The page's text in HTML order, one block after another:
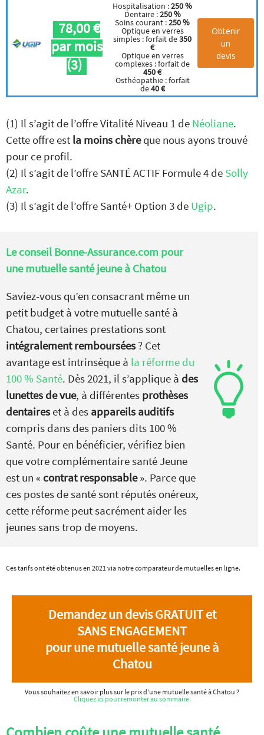
78,00 €
par mois
(3)
Hospitalisation :250 %
Dentaire :250 %
Soins courant :250 %
Optique en verres
simples : forfait de350
€
Optique en verres
complexes : forfait de
450 €
Osthéopathie : forfait
de40 €
Obtenir
un
devis
(1) Il s’agit de l’offre Vitalité Niveau 1 de Néoliane.
Cette offre est la moins chèreque nous ayons trouvé
pour ce profil.
(2) Il s’agit de l’offre SANTÉ ACTIF Formule 4 de Solly
Azar.
(3) Il s’agit de l’offre Santé+ Option 3 de Ugip.
Le conseil Bonne-Assurance.com pour
une mutuelle santé jeune à Chatou
Saviez-vous qu’en consacrant même un
petit budget à votre mutuelle santé à
Chatou, certaines prestations sont
intégralement remboursées ? Cet
avantage est intrinsèque à la réforme du
100 % Santé. Dès 2021, il s’applique à des
lunettes de vue, à différentes prothèses
dentaires et à des appareils auditifs
compris dans des paniers dits 100 %
Santé. Pour en bénéficier, vérifiez bien
que votre complémentaire santé Jeune
est un « contrat responsable». Parce que
ces postes de santé sont réputés onéreux,
cette réforme peut sacrément aider les
jeunes sans trop de moyens.
Ces tarifs ont été obtenus en 2021 via notre comparateur de mutuelles en ligne.
Demandez un devis GRATUIT et
SANS ENGAGEMENT
pour une mutuelle santé jeune à
Chatou
Vous souhaitez en savoir plus sur le prix d'une mutuelle santé à Chatou ?
Cliquez ici pour remonter au sommaire.